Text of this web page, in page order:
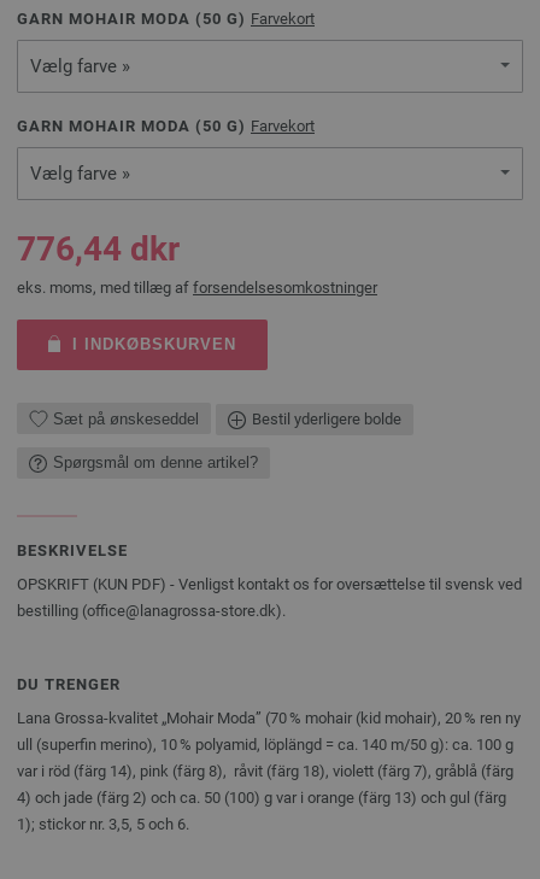
GARN MOHAIR MODA ( 50 G) Farvekort
Vælg farve »
GARN MOHAIR MODA ( 50 G) Farvekort
Vælg farve »
776,44 dkr
eks. moms, med tillæg af forsendelsesomkostninger
I INDKØBSKURVEN
Sæt på ønskeseddel Bestil yderligere bolde
Spørgsmål om denne artikel?
BESKRIVELSE
OPSKRIFT (KUN PDF) - Venligst kontakt os for oversættelse til svensk ved
bestilling (office@lanagrossa-store.dk).
DU TRENGER
Lana Grossa-kvalitet „Mohair Moda” (70 % mohair (kid mohair), 20 % ren ny
ull (superfin merino), 10 % polyamid, löplängd = ca. 140 m/50 g): ca. 100 g
var i röd (färg 14), pink (färg 8), råvit (färg 18), violett (färg 7), gråblå (färg
4) och jade (färg 2) och ca. 50 (100) g var i orange (färg 13) och gul (färg
1); stickor nr. 3,5, 5 och 6.